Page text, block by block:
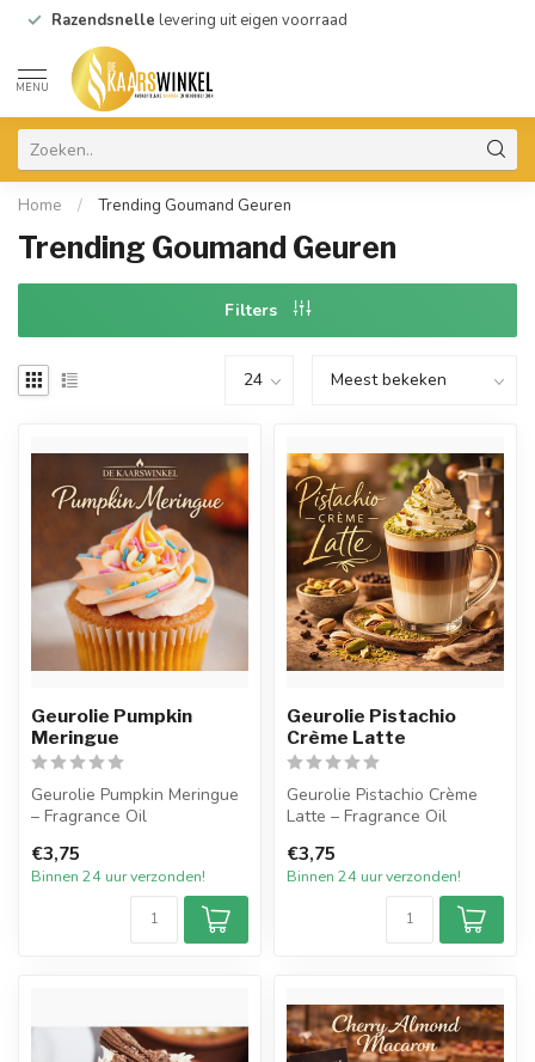
Razendsnelle levering uit eigen voorraad
MENU
Home / Trending Goumand Geuren
Trending Goumand Geuren
Filters
Geurolie Pumpkin
Meringue
Geurolie Pumpkin Meringue
– Fragrance Oil
Geniet van de heerlijke geur
van Pu...
€3,75
Binnen 24 uur verzonden!
Geurolie Pistachio
Crème Latte
Geurolie Pistachio Crème
Latte – Fragrance Oil
Pistachio Crème Latte is een
w...
€3,75
Binnen 24 uur verzonden!